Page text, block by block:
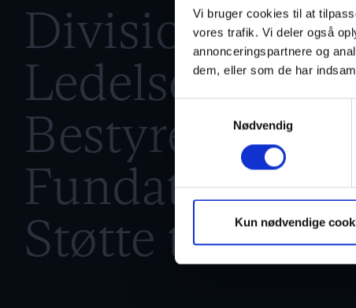
Vi bruger cookies til at
vores trafik. Vi deler også
annonceringspartnere og
dem, eller som de har
Nødvendig
Kun nødvendige
Divisioner →
Ledelse →
Bestyrelse →
Fundats →
Støtte til børn